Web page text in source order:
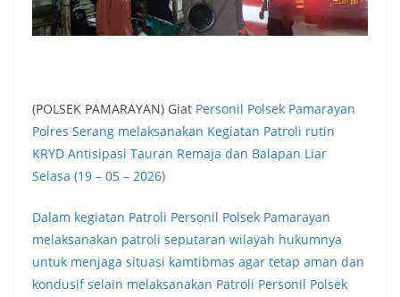
(POLSEK PAMARAYAN) Giat Personil Polsek Pamarayan
Polres Serang melaksanakan Kegiatan Patroli rutin
KRYD Antisipasi Tauran Remaja dan Balapan Liar
Selasa (19 – 05 – 2026)
Dalam kegiatan Patroli Personil Polsek Pamarayan
melaksanakan patroli seputaran wilayah hukumnya
untuk menjaga situasi kamtibmas agar tetap aman dan
kondusif selain melaksanakan Patroli Personil Polsek